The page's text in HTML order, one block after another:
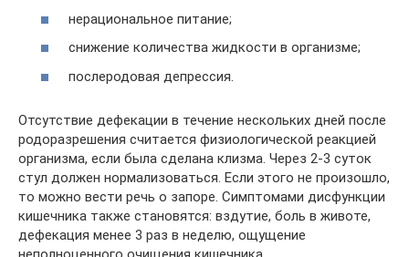
нерациональное питание;
снижение количества жидкости в организме;
послеродовая депрессия.
Отсутствие дефекации в течение нескольких дней после
родоразрешения считается физиологической реакцией
организма, если была сделана клизма. Через 2-3 суток
стул должен нормализоваться. Если этого не произошло,
то можно вести речь о запоре. Симптомами дисфункции
кишечника также становятся: вздутие, боль в животе,
дефекация менее 3 раз в неделю, ощущение